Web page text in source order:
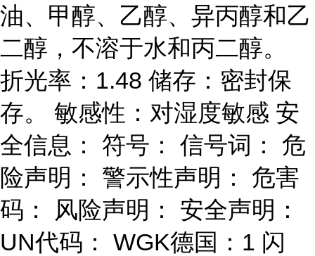
油、甲醇、乙醇、异丙醇和乙
二醇，不溶于水和丙二醇。
折光率：1.48 储存：密封保
存。 敏感性：对湿度敏感 安
全信息： 符号： 信号词： 危
险声明： 警示性声明： 危害
码： 风险声明： 安全声明：
UN代码： WGK德国：1 闪